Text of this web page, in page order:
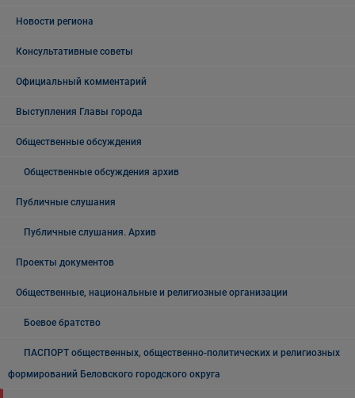
Новости региона
Консультативные советы
Официальный комментарий
Выступления Главы города
Общественные обсуждения
Общественные обсуждения архив
Публичные слушания
Публичные слушания. Архив
Проекты документов
Общественные, национальные и религиозные организации
Боевое братство
ПАСПОРТ общественных, общественно-политических и религиозных
формирований Беловского городского округа